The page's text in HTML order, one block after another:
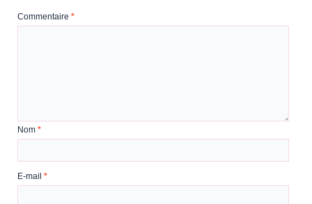
Commentaire*
Nom*
E-mail*